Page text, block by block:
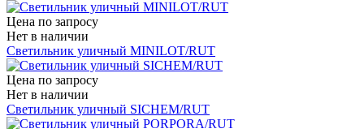
Цена по запросу
Нет в наличии
Светильник уличный MINILOT/RUT
Цена по запросу
Нет в наличии
Светильник уличный SICHEM/RUT